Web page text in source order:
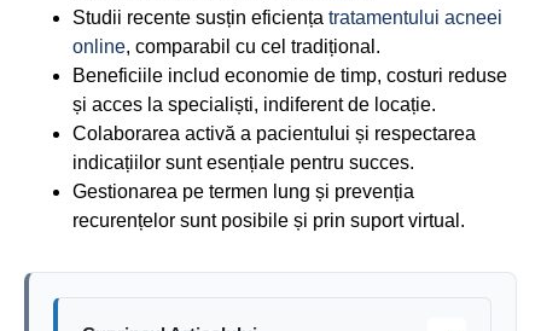
Studii recente susțin eficiența tratamentului acneei
online, comparabil cu cel tradițional.
Beneficiile includ economie de timp, costuri reduse
și acces la specialiști, indiferent de locație.
Colaborarea activă a pacientului și respectarea
indicațiilor sunt esențiale pentru succes.
Gestionarea pe termen lung și prevenția
recurențelor sunt posibile și prin suport virtual.